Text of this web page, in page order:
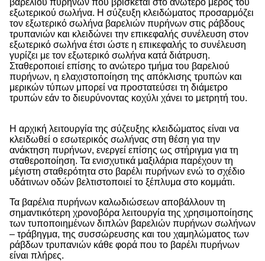
βαρελιού πυρήνων που βρίσκεται στο ανώτερο μέρος του
εξωτερικού σωλήνα. Η σύζευξη κλειδώματος προσαρμόζει
τον εξωτερικό σωλήνα βαρελιών πυρήνων στις ράβδους
τρυπανιών και κλειδώνει την επικεφαλής συνέλευση στον
εξωτερικό σωλήνα έτσι ώστε η επικεφαλής το συνέλευση
γυρίζει με τον εξωτερικό σωλήνα κατά διάτρυση.
Σταθεροποιεί επίσης το ανώτερο τμήμα του βαρελιού
πυρήνων, η ελαχιστοποίηση της απόκλισης τρυπών και
μερικών τύπων μπορεί να προστατεύσει τη διάμετρο
τρυπών εάν το διευρύνοντας κοχύλι χάνει το μετρητή του.
Η αρχική λειτουργία της σύζευξης κλειδώματος είναι να
κλειδωθεί ο εσωτερικός σωλήνας στη θέση για την
ανάκτηση πυρήνων, ενεργεί επίσης ως στήριγμα για τη
σταθεροποίηση. Τα ενισχυτικά μαξιλάρια παρέχουν τη
μέγιστη σταθερότητα στο βαρέλι πυρήνων ενώ το σχέδιο
υδάτινων οδών βελτιστοποιεί το ξέπλυμα στο κομμάτι.
Τα βαρέλια πυρήνων καλωδιώσεων αποβάλλουν τη
σημαντικότερη χρονοβόρα λειτουργία της χρησιμοποίησης
των τυποποιημένων διπλών βαρελιών πυρήνων σωλήνων
– τράβηγμα, της συσσώρευσης και του χαμηλώματος των
ράβδων τρυπανιών κάθε φορά που το βαρέλι πυρήνων
είναι πλήρες.